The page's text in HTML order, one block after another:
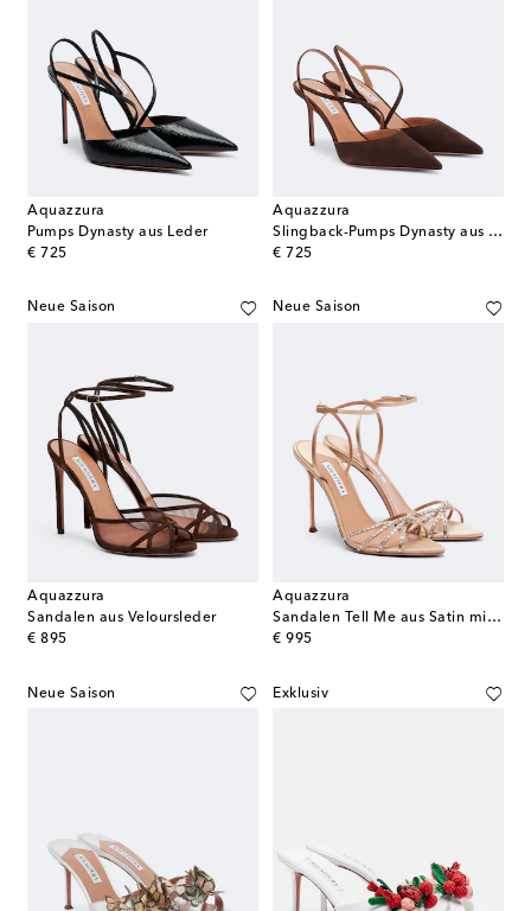
Aquazzura
Pumps Dynasty aus Leder
€ 725
original price
Aquazzura
Slingback-Pumps Dynasty aus Veloursleder
€ 725
original price
Neue Saison
Aquazzura
Sandalen aus Veloursleder
€ 895
original price
Neue Saison
Aquazzura
Sandalen Tell Me aus Satin mit Kristallen
€ 995
original price
Neue Saison Exklusiv